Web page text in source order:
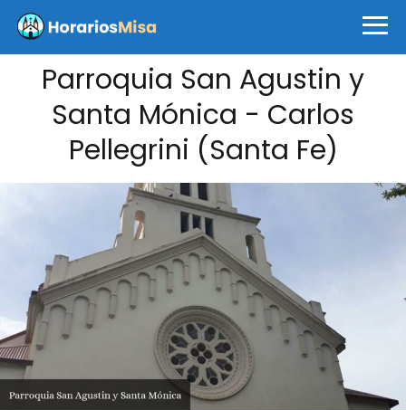
Parroquia San Agustin y
Santa Mónica - Carlos
Pellegrini (Santa Fe)